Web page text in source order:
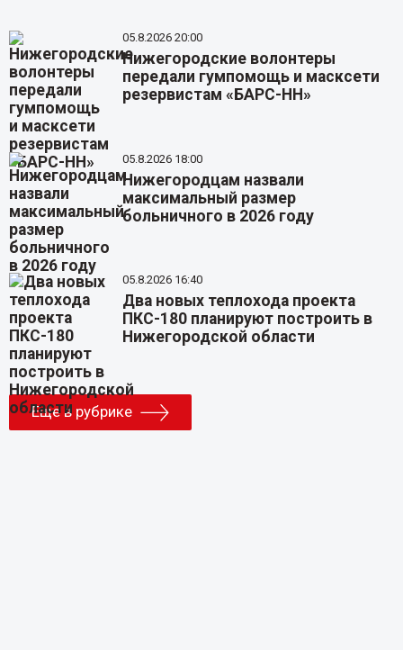
05.8.2026 20:00
Нижегородские волонтеры
передали гумпомощь и масксети
резервистам «БАРС-НН»
05.8.2026 18:00
Нижегородцам назвали
максимальный размер
больничного в 2026 году
05.8.2026 16:40
Два новых теплохода проекта
ПКС-180 планируют построить в
Нижегородской области
Еще в рубрике